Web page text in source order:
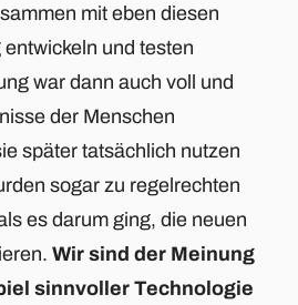
mit eben diesen
und testen
war dann auch voll und
der Menschen
später tatsächlich nutzen
sogar zu regelrechten
es darum ging, die neuen
Wir sind der Meinung
sinnvoller Technologie